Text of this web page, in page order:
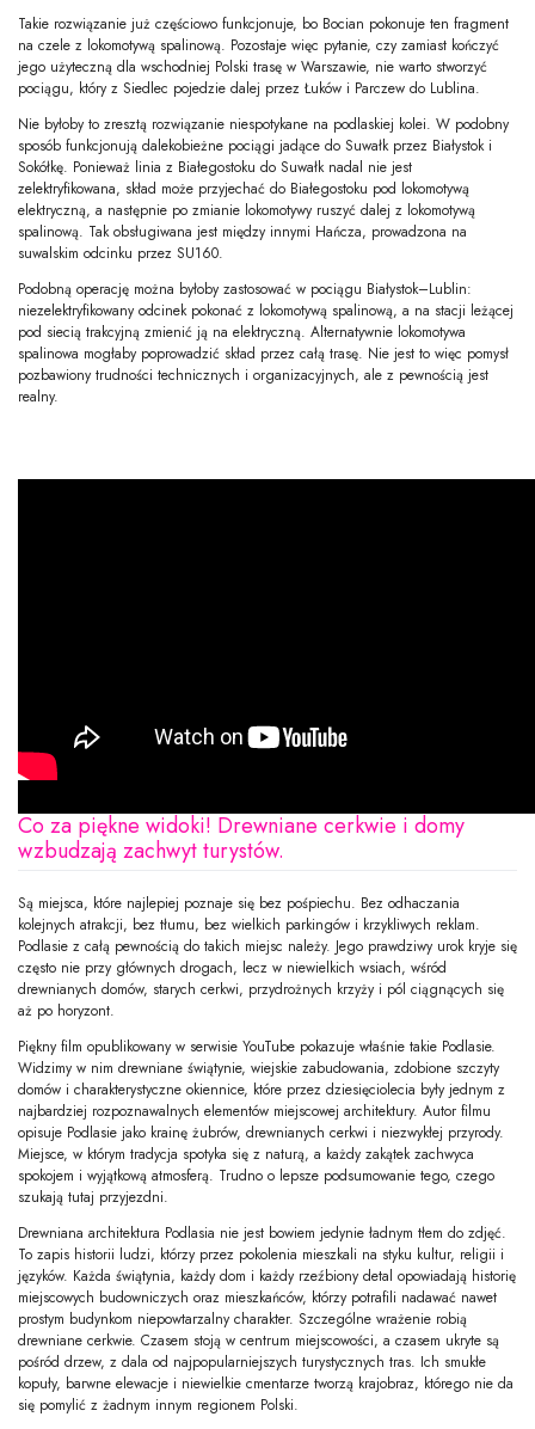
Takie rozwiązanie już częściowo funkcjonuje, bo Bocian pokonuje ten fragment
na czele z lokomotywą spalinową. Pozostaje więc pytanie, czy zamiast kończyć
jego użyteczną dla wschodniej Polski trasę w Warszawie, nie warto stworzyć
pociągu, który z Siedlec pojedzie dalej przez Łuków i Parczew do Lublina.
Nie byłoby to zresztą rozwiązanie niespotykane na podlaskiej kolei. W podobny
sposób funkcjonują dalekobieżne pociągi jadące do Suwałk przez Białystok i
Sokółkę. Ponieważ linia z Białegostoku do Suwałk nadal nie jest
zelektryfikowana, skład może przyjechać do Białegostoku pod lokomotywą
elektryczną, a następnie po zmianie lokomotywy ruszyć dalej z lokomotywą
spalinową. Tak obsługiwana jest między innymi Hańcza, prowadzona na
suwalskim odcinku przez SU160.
Podobną operację można byłoby zastosować w pociągu Białystok–Lublin:
niezelektryfikowany odcinek pokonać z lokomotywą spalinową, a na stacji leżącej
pod siecią trakcyjną zmienić ją na elektryczną. Alternatywnie lokomotywa
spalinowa mogłaby poprowadzić skład przez całą trasę. Nie jest to więc pomysł
pozbawiony trudności technicznych i organizacyjnych, ale z pewnością jest
realny.
Co za piękne widoki! Drewniane cerkwie i domy
wzbudzają zachwyt turystów.
Są miejsca, które najlepiej poznaje się bez pośpiechu. Bez odhaczania
kolejnych atrakcji, bez tłumu, bez wielkich parkingów i krzykliwych reklam.
Podlasie z całą pewnością do takich miejsc należy. Jego prawdziwy urok kryje się
często nie przy głównych drogach, lecz w niewielkich wsiach, wśród
drewnianych domów, starych cerkwi, przydrożnych krzyży i pól ciągnących się
aż po horyzont.
Piękny film opublikowany w serwisie YouTube pokazuje właśnie takie Podlasie.
Widzimy w nim drewniane świątynie, wiejskie zabudowania, zdobione szczyty
domów i charakterystyczne okiennice, które przez dziesięciolecia były jednym z
najbardziej rozpoznawalnych elementów miejscowej architektury. Autor filmu
opisuje Podlasie jako krainę żubrów, drewnianych cerkwi i niezwykłej przyrody.
Miejsce, w którym tradycja spotyka się z naturą, a każdy zakątek zachwyca
spokojem i wyjątkową atmosferą. Trudno o lepsze podsumowanie tego, czego
szukają tutaj przyjezdni.
Drewniana architektura Podlasia nie jest bowiem jedynie ładnym tłem do zdjęć.
To zapis historii ludzi, którzy przez pokolenia mieszkali na styku kultur, religii i
języków. Każda świątynia, każdy dom i każdy rzeźbiony detal opowiadają historię
miejscowych budowniczych oraz mieszkańców, którzy potrafili nadawać nawet
prostym budynkom niepowtarzalny charakter. Szczególne wrażenie robią
drewniane cerkwie. Czasem stoją w centrum miejscowości, a czasem ukryte są
pośród drzew, z dala od najpopularniejszych turystycznych tras. Ich smukłe
kopuły, barwne elewacje i niewielkie cmentarze tworzą krajobraz, którego nie da
się pomylić z żadnym innym regionem Polski.